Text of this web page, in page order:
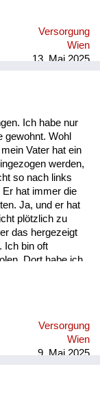
Versorgung
Wien
13. Mai 2025
Ich habe nur
gewohnt. Wohl
Vater hat ein
werden,
so nach links
hat immer die
Ja, und er hat
plötzlich zu
das hergezeigt
Ich bin oft
Dort habe ich
habe nur nicht
Versorgung
Wien
9. Mai 2025